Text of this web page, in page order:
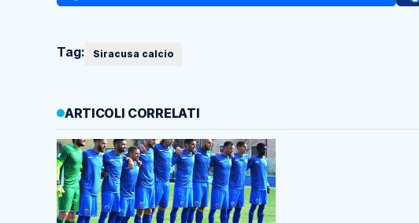
Tag: Siracusa calcio
ARTICOLI CORRELATI